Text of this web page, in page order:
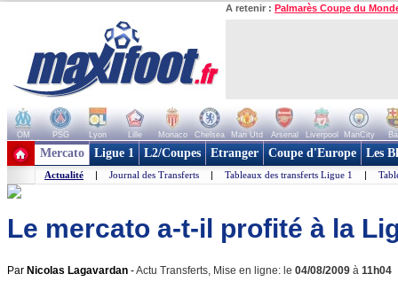
A retenir : Palmarès Coupe du
OM PSG Lyon Lille Monaco Chelsea Man Utd Arsenal Liverpool ManCity
+ de clubs
Mercato Ligue 1 L2/Coupes Etranger Coupe d'Europe Les
Actualité | Journal des Transferts | Tableaux des transferts Ligue 1 |
Le mercato a-t-il profité à la
Par Nicolas Lagavardan -Actu Transferts, Mise en ligne: le 04/08/2009 à 11h04